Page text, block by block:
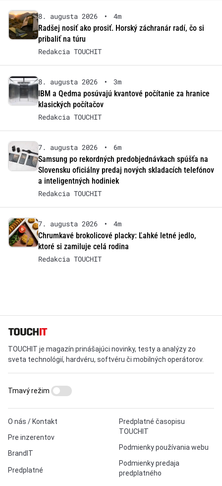
8. augusta 2026 •
4m
Radšej nosiť ako prosiť. Horský záchranár radí, čo si
pribaliť na túru
Redakcia TOUCHIT
8. augusta 2026 •
3m
IBM a Qedma posúvajú kvantové počítanie za hranice
klasických počítačov
Redakcia TOUCHIT
7. augusta 2026 •
6m
Samsung po rekordných predobjednávkach spúšťa na
Slovensku oficiálny predaj nových skladacích telefónov
a inteligentných hodiniek
Redakcia TOUCHIT
7. augusta 2026 •
4m
Chrumkavé brokolicové placky: Ľahké letné jedlo,
ktoré si zamiluje celá rodina
Redakcia TOUCHIT
TOUCHIT je magazín prinášajúci novinky, testy a analýzy zo
sveta technológií, hardvéru, softvéru či mobilných operátorov.
O nás / Kontakt
Pre inzerentov
BrandIT
Predplatné
Predplatné časopisu
TOUCHIT
Podmienky používania webu
Podmienky predaja
predplatného
Tmavý režim